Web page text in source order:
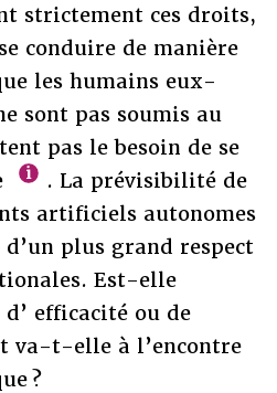
strictement ces droits,
conduire de manière
les humains eux-
sont pas soumis au
pas le besoin de se
. La prévisibilité de
artificiels autonomes
plus grand respect
Est-elle
efficacité ou de
va-t-elle à l’encontre
?